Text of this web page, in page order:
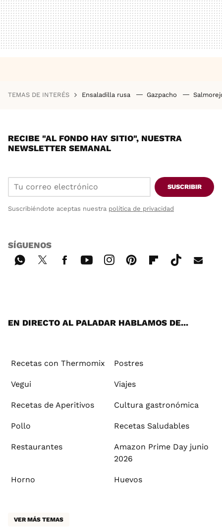
TEMAS DE INTERÉS Ensaladilla rusa Gazpacho
RECIBE "AL FONDO HAY SITIO", NUESTRA
NEWSLETTER SEMANAL
SUSCRIBIR
Suscribiéndote aceptas nuestra política de privacidad
SÍGUENOS
EN DIRECTO AL PALADAR HABLAMOS DE...
Recetas con Thermomix Postres
Vegui Viajes
Recetas de Aperitivos Cultura gastronómica
Pollo Recetas Saludables
Restaurantes
Amazon Prime Day junio
2026
Horno Huevos
VER MÁS TEMAS